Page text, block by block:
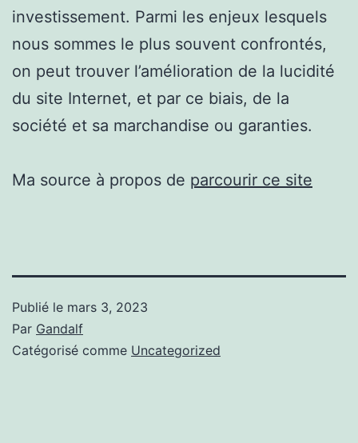
investissement. Parmi les enjeux lesquels
nous sommes le plus souvent confrontés,
on peut trouver l’amélioration de la lucidité
du site Internet, et par ce biais, de la
société et sa marchandise ou garanties.
Ma source à propos de parcourir ce site
Publié le mars 3, 2023
Par Gandalf
Catégorisé comme Uncategorized